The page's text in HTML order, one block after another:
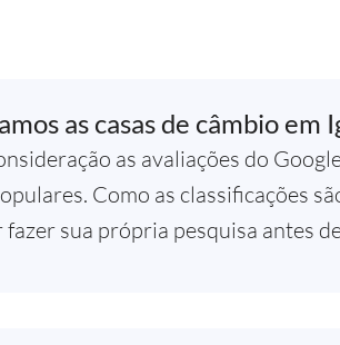
as casas de câmbio em
as avaliações do
Como as classificações
sua própria pesquisa antes